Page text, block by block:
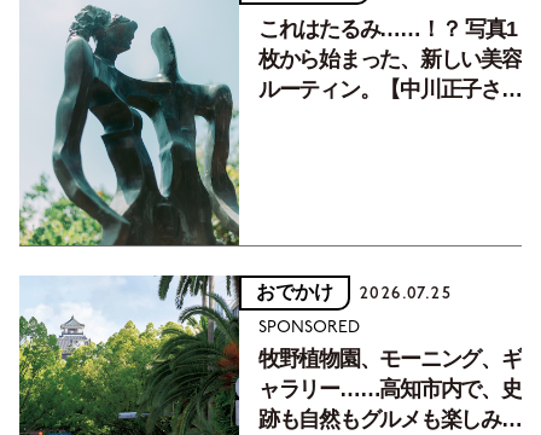
これはたるみ……！？ 写真1
枚から始まった、新しい美容
ルーティン。【中川正子さん
おでかけ 2026.07.25
SPONSORED
牧野植物園、モーニング、ギ
ャラリー……高知市内で、史
跡も自然もグルメも楽しみ尽